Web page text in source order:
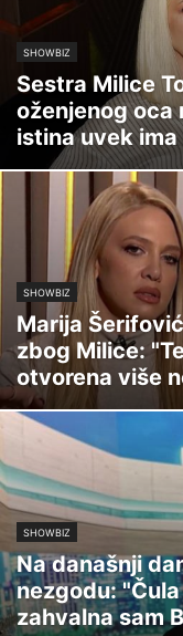
SHOWBIZ
Sestra Milice
oženjenog oca
istina uvek
SHOWBIZ
Marija
zbog Milice:
otvorena više
SHOWBIZ
Na današnji
nezgodu:
zahvalna sam